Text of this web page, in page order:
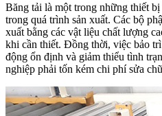
Băng tải là một trong những thiết
trong quá trình sản xuất. Các bộ
xuất bằng các vật liệu chất lượng
khi cần thiết. Đồng thời, việc bảo
động ổn định và giảm thiểu tình
nghiệp phải tốn kém chi phí sửa